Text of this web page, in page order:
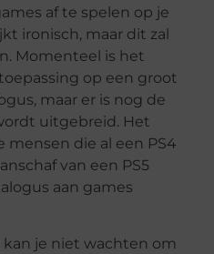
af te spelen op je
ironisch, maar dit zal
Momenteel is het
op een groot
maar er is nog de
uitgebreid. Het
mensen die al een PS4
van een PS5
aan games
je niet wachten om